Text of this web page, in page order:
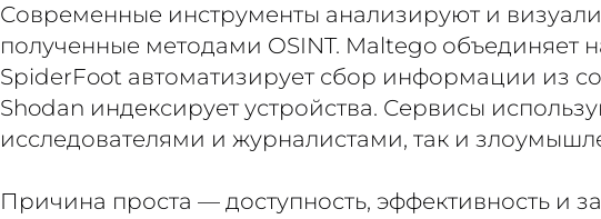
Современные инструменты анализируют и
полученные методами OSINT. Maltego объединяет
SpiderFoot автоматизирует сбор информации из
Shodan индексирует устройства. Сервисы
исследователями и журналистами, так и
Причина проста — доступность, эффективность и